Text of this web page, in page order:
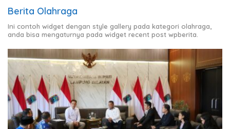
Berita Olahraga
Ini contoh widget dengan style gallery pada kategori olahraga,
anda bisa mengaturnya pada widget recent post wpberita.